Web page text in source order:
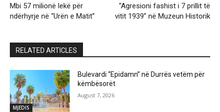
Mbi 57 milionë lekë për
ndërhyrje në “Urën e Matit”
“Agresioni fashist i 7 prillit të
vitit 1939” në Muzeun Historik
RELATED ARTICLES
MJEDIS
Bulevardi “Epidamn” në Durrës vetëm për
këmbësorët
August 7, 2026